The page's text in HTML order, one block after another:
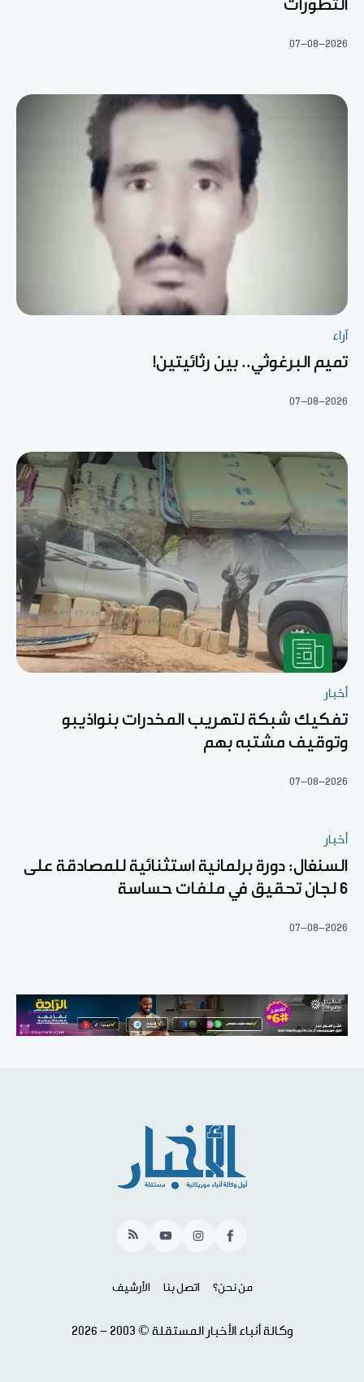
التطورات
07-08-2026
آراء
تميم البرغوثي.. بين رثائيتين!
07-08-2026
أخبار
تفكيك شبكة لتهريب المخدرات بنواذيبو
وتوقيف مشتبه بهم
07-08-2026
أخبار
السنغال: دورة برلمانية استثنائية للمصادقة على
6 لجان تحقيق في ملفات حساسة
07-08-2026
Facebook
Instagram
YouTube
RSS
من نحن؟ اتصل بنا الأرشيف
وكالة أنباء الأخبار المستقلة © 2003 - 2026